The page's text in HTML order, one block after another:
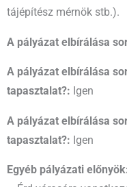
tájépítész mérnök stb.).
A pályázat elbírálása
A pályázat elbírálása
tapasztalat?: Igen
A pályázat elbírálása
tapasztalat?: Igen
Egyéb pályázati